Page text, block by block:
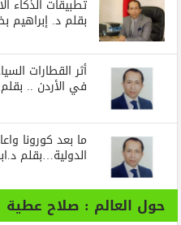
تطبيقات الذكاء
بقلم د. إبراهيم
أثر القطارات
في الأردن ..
ما بعد كورونا
الدولية…بقلم
حول العالم : صلاح عطية